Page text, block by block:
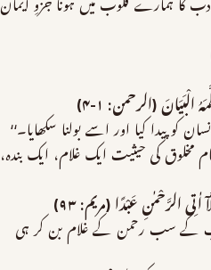
ہمارے قلوب میں ہونا جزوِ ایمان
(الرحمن: ۱-۴)
پیدا کیا اور اسے بولنا سکھایا۔‘‘
کی حیثیت ایک غلام، ایک بندہ،
الرَّحْمٰنِ عَبْدًا (مریم: ۹۳)
کے سب رحمن کے غلام بن کر ہی